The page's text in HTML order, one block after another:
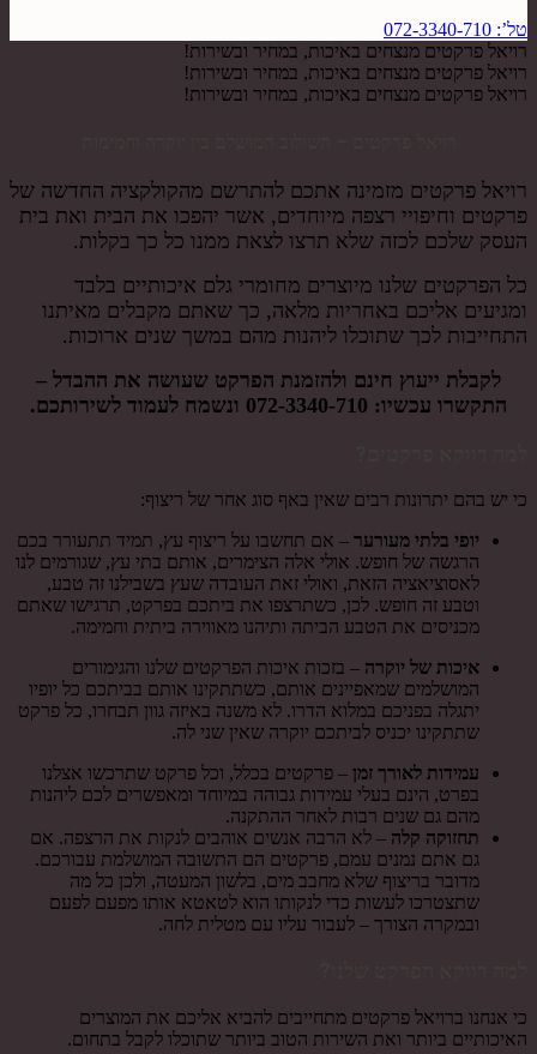
טל’: 072-3340-710
רויאל פרקטים מנצחים באיכות, במחיר ובשירות!
רויאל פרקטים מנצחים באיכות, במחיר ובשירות!
רויאל פרקטים מנצחים באיכות, במחיר ובשירות!
רויאל פרקטים מזמינה אתכם להתרשם מהקולקציה החדשה של
פרקטים וחיפויי רצפה מיוחדים, אשר יהפכו את הבית ואת בית
העסק שלכם לכזה שלא תרצו לצאת ממנו כל כך בקלות.
כל הפרקטים שלנו מיוצרים מחומרי גלם איכותיים בלבד
ומגיעים אליכם באחריות מלאה, כך שאתם מקבלים מאיתנו
התחייבות לכך שתוכלו ליהנות מהם במשך שנים ארוכות.
לקבלת ייעוץ חינם ולהזמנת הפרקט שעושה את ההבדל –
התקשרו עכשיו: 072-3340-710 ונשמח לעמוד לשירותכם.
כי יש בהם יתרונות רבים שאין באף סוג אחר של ריצוף:
יופי בלתי מעורער – אם תחשבו על ריצוף עץ, תמיד תתעורר בכם
הרגשה של חופש. אולי אלה הצימרים, אותם בתי עץ, שגורמים לנו
לאסוציאציה הזאת, ואולי זאת העובדה שעץ בשבילנו זה טבע,
וטבע זה חופש. לכן, כשתרצפו את ביתכם בפרקט, תרגישו שאתם
מכניסים את הטבע הביתה ותיהנו מאווירה ביתית וחמימה.
איכות של יוקרה – בזכות איכות הפרקטים שלנו והגימורים
המושלמים שמאפיינים אותם, כשתתקינו אותם בביתכם כל יופיו
יתגלה בפניכם במלוא הדרו. לא משנה באיזה גוון תבחרו, כל פרקט
שתתקינו יכניס לביתכם יוקרה שאין שני לה.
עמידות לאורך זמן – פרקטים בכלל, וכל פרקט שתרכשו אצלנו
בפרט, הינם בעלי עמידות גבוהה במיוחד ומאפשרים לכם ליהנות
מהם גם שנים רבות לאחר ההתקנה.
תחזוקה קלה – לא הרבה אנשים אוהבים לנקות את הרצפה. אם
גם אתם נמנים עמם, פרקטים הם התשובה המושלמת עבורכם.
מדובר בריצוף שלא מחבב מים, בלשון המעטה, ולכן כל מה
שתצטרכו לעשות כדי לנקותו הוא לטאטא אותו מפעם לפעם
ובמקרה הצורך – לעבור עליו עם מטלית לחה.
כי אנחנו ברויאל פרקטים מתחייבים להביא אליכם את המוצרים
האיכותיים ביותר ואת השירות הטוב ביותר שתוכלו לקבל בתחום.